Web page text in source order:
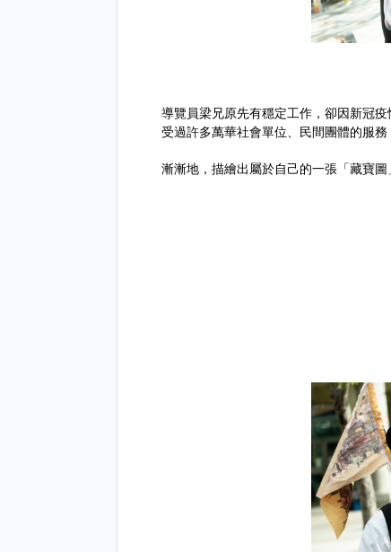
導覽員梁兄原先有穩定工作，卻因新冠
受過許多萬華社會單位、民間團體的服務
漸漸地，描繪出屬於自己的一張「藏寶圖